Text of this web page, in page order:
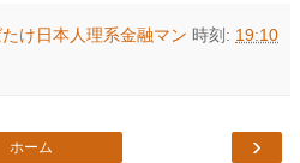
け日本人理系金融マン 時刻: 19:10
›
ホーム